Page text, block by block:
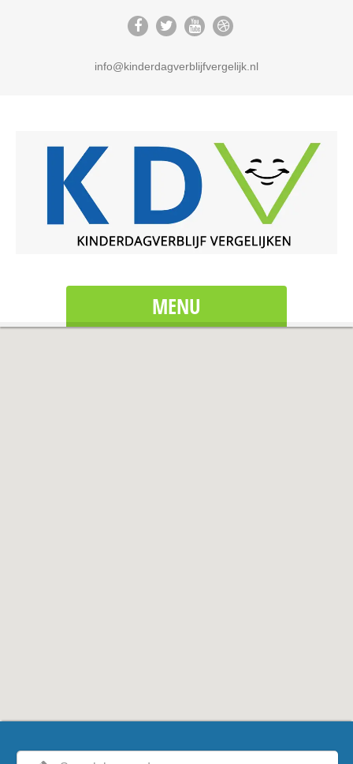
info@kinderdagverblijfvergelijk.nl
MENU